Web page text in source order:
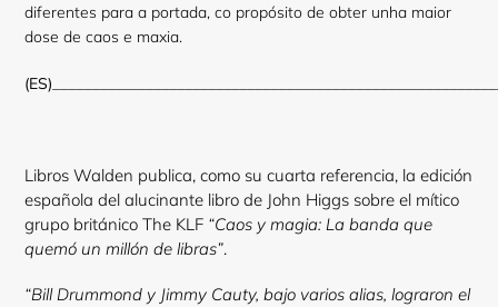
diferentes para a portada, co propósito de obter unha maior
dose de caos e maxia.
(ES)
Libros Walden publica, como su cuarta referencia, la edición
española del alucinante libro de John Higgs sobre el mítico
grupo británico The KLF “Caos y magia: La banda que
quemó un millón de libras”.
“Bill Drummond y Jimmy Cauty, bajo varios alias, lograron el